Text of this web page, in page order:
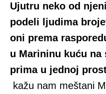
Ujutru neko od
podeli ljudima
oni prema
u Marininu kuću na
prima u jednoj
kažu nam meštani